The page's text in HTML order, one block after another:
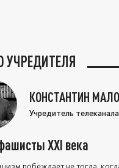
УЧРЕДИТЕЛЯ
КОНСТАНТИН
Учредитель
XXI века
побеждает не тогда,